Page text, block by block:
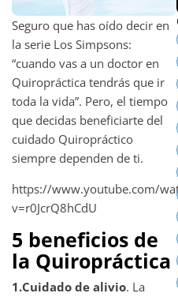
Seguro que has oído decir en
la serie Los Simpsons:
“cuando vas a un doctor en
Quiropráctica tendrás que ir
toda la vida”. Pero, el tiempo
que decidas beneficiarte del
cuidado Quiropráctico
siempre dependen de ti.
https://www.youtube.com/
v=r0JcrQ8hCdU
5 beneficios de
la Quiropráctica
1.Cuidado de alivio. La